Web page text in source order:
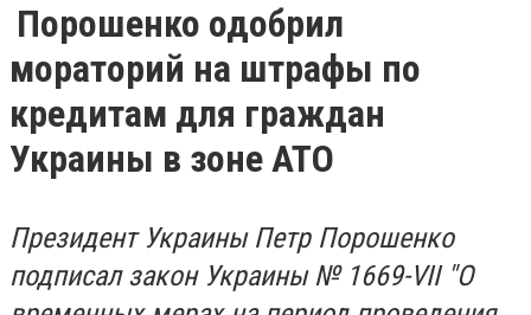
Порошенко одобрил
мораторий на штрафы по
кредитам для граждан
Украины в зоне АТО
Президент Украины Петр Порошенко
подписал закон Украины № 1669-VII "О